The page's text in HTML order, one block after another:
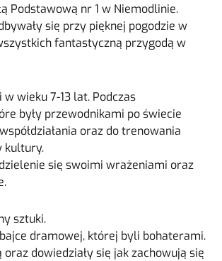
Podstawową nr 1 w Niemodlinie.
się przy pięknej pogodzie w
fantastyczną przygodą w
wieku 7-13 lat. Podczas
były przewodnikami po świecie
oraz do trenowania
kultury.
się swoimi wrażeniami oraz
sztuki.
dramowej, której byli bohaterami.
dowiedziały się jak zachowują się